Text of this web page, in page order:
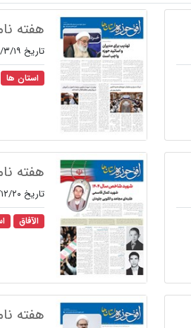
هفته
تاریخ ۱۴۰۴/۳/۱۹
استان ها
هفته
تاریخ ۱۴۰۳/۱۲/۲۰
الآفاق
هفته